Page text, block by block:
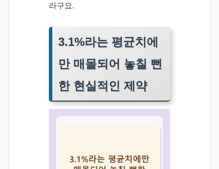
라구요.
3.1%라는 평균치에
만 매몰되어 놓칠 뻔
한 현실적인 제약